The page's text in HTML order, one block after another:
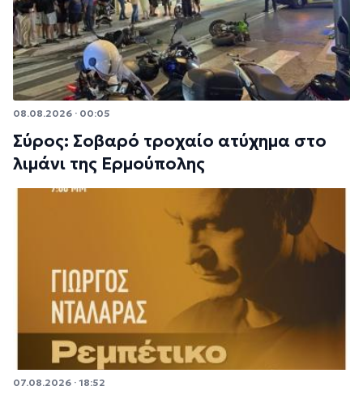
08.08.2026 · 00:05
Σύρος: Σοβαρό τροχαίο ατύχημα στο
λιμάνι της Ερμούπολης
07.08.2026 · 18:52